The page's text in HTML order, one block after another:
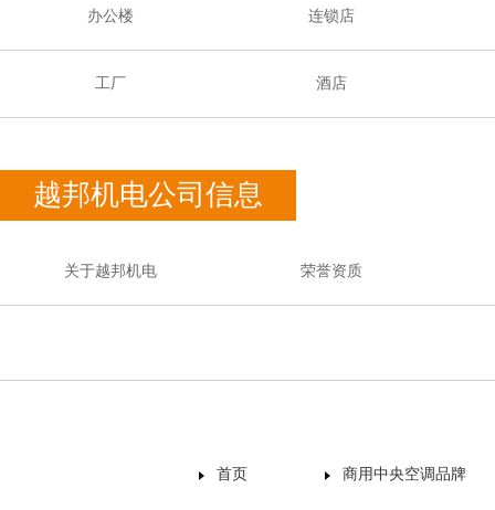
办公楼 连锁店
工厂 酒店
越邦机电公司信息
关于越邦机电 荣誉资质
首页 商用中央空调品牌